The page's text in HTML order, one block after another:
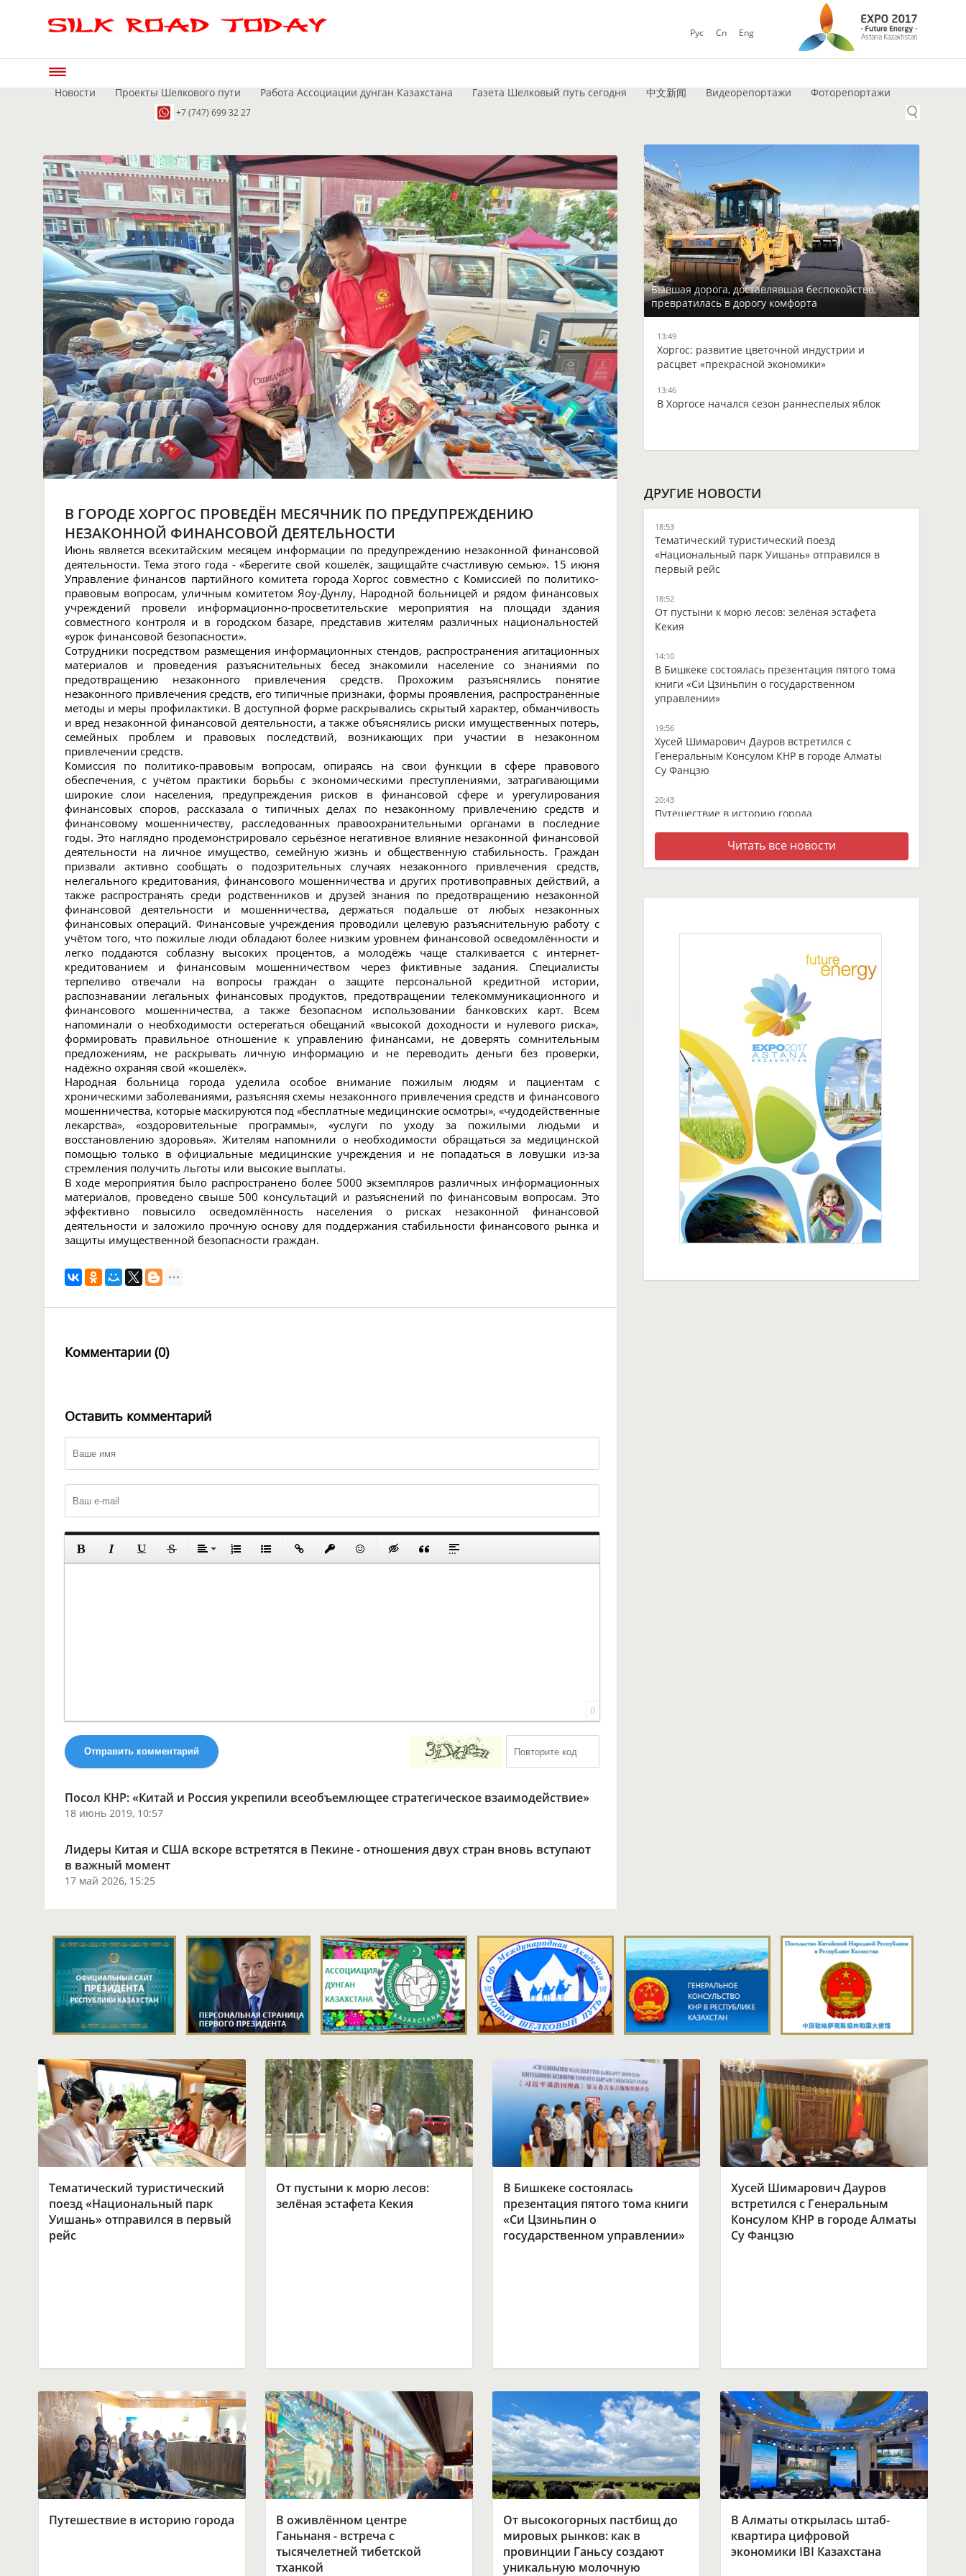
Рус Cn Eng
Новости Проекты Шелкового пути Работа Ассоциации дунган Казахстана Газета Шелковый путь сегодня 中文新闻 Видеорепортажи Фоторепортажи
+7 (747) 699 32 27
В ГОРОДЕ ХОРГОС ПРОВЕДЁН МЕСЯЧНИК ПО ПРЕДУПРЕЖДЕНИЮ
НЕЗАКОННОЙ ФИНАНСОВОЙ ДЕЯТЕЛЬНОСТИ
Июнь является всекитайским месяцем информации по предупреждению незаконной финансовой
деятельности. Тема этого года - «Берегите свой кошелёк, защищайте счастливую семью». 15 июня
Управление финансов партийного комитета города Хоргос совместно с Комиссией по политико-
правовым вопросам, уличным комитетом Яоу-Дунлу, Народной больницей и рядом финансовых
учреждений провели информационно-просветительские мероприятия на площади здания
совместного контроля и в городском базаре, представив жителям различных национальностей
«урок финансовой безопасности».
Сотрудники посредством размещения информационных стендов, распространения агитационных
материалов и проведения разъяснительных бесед знакомили население со знаниями по
предотвращению незаконного привлечения средств. Прохожим разъяснялись понятие
незаконного привлечения средств, его типичные признаки, формы проявления, распространённые
методы и меры профилактики. В доступной форме раскрывались скрытый характер, обманчивость
и вред незаконной финансовой деятельности, а также объяснялись риски имущественных потерь,
семейных проблем и правовых последствий, возникающих при участии в незаконном
привлечении средств.
Комиссия по политико-правовым вопросам, опираясь на свои функции в сфере правового
обеспечения, с учётом практики борьбы с экономическими преступлениями, затрагивающими
широкие слои населения, предупреждения рисков в финансовой сфере и урегулирования
финансовых споров, рассказала о типичных делах по незаконному привлечению средств и
финансовому мошенничеству, расследованных правоохранительными органами в последние
годы. Это наглядно продемонстрировало серьёзное негативное влияние незаконной финансовой
деятельности на личное имущество, семейную жизнь и общественную стабильность. Граждан
призвали активно сообщать о подозрительных случаях незаконного привлечения средств,
нелегального кредитования, финансового мошенничества и других противоправных действий, а
также распространять среди родственников и друзей знания по предотвращению незаконной
финансовой деятельности и мошенничества, держаться подальше от любых незаконных
финансовых операций. Финансовые учреждения проводили целевую разъяснительную работу с
учётом того, что пожилые люди обладают более низким уровнем финансовой осведомлённости и
легко поддаются соблазну высоких процентов, а молодёжь чаще сталкивается с интернет-
кредитованием и финансовым мошенничеством через фиктивные задания. Специалисты
терпеливо отвечали на вопросы граждан о защите персональной кредитной истории,
распознавании легальных финансовых продуктов, предотвращении телекоммуникационного и
финансового мошенничества, а также безопасном использовании банковских карт. Всем
напоминали о необходимости остерегаться обещаний «высокой доходности и нулевого риска»,
формировать правильное отношение к управлению финансами, не доверять сомнительным
предложениям, не раскрывать личную информацию и не переводить деньги без проверки,
надёжно охраняя свой «кошелёк».
Народная больница города уделила особое внимание пожилым людям и пациентам с
хроническими заболеваниями, разъясняя схемы незаконного привлечения средств и финансового
мошенничества, которые маскируются под «бесплатные медицинские осмотры», «чудодейственные
лекарства», «оздоровительные программы», «услуги по уходу за пожилыми людьми и
восстановлению здоровья». Жителям напомнили о необходимости обращаться за медицинской
помощью только в официальные медицинские учреждения и не попадаться в ловушки из-за
стремления получить льготы или высокие выплаты.
В ходе мероприятия было распространено более 5000 экземпляров различных информационных
материалов, проведено свыше 500 консультаций и разъяснений по финансовым вопросам. Это
эффективно повысило осведомлённость населения о рисках незаконной финансовой
деятельности и заложило прочную основу для поддержания стабильности финансового рынка и
защиты имущественной безопасности граждан.
Комментарии (0)
Оставить комментарий
0
Отправить комментарий
Посол КНР: «Китай и Россия укрепили всеобъемлющее стратегическое взаимодействие»
18 июнь 2019, 10:57
Лидеры Китая и США вскоре встретятся в Пекине - отношения двух стран вновь вступают
в важный момент
17 май 2026, 15:25
Бывшая дорога, доставлявшая беспокойство,
превратилась в дорогу комфорта
13:49
Хоргос: развитие цветочной индустрии и
расцвет «прекрасной экономики»
13:46
В Хоргосе начался сезон раннеспелых яблок
ДРУГИЕ НОВОСТИ
18:53
Тематический туристический поезд
«Национальный парк Уишань» отправился в
первый рейс
18:52
От пустыни к морю лесов: зелёная эстафета
Кекия
14:10
В Бишкеке состоялась презентация пятого тома
книги «Си Цзиньпин о государственном
управлении»
19:56
Хусей Шимарович Дауров встретился с
Генеральным Консулом КНР в городе Алматы
Су Фанцзю
20:43
Путешествие в историю города
В оживлённом центре Ганьнаня - встреча с
тысячелетней тибетской тханкой
09:17
В Алматы открылась штаб-квартира цифровой
экономики IBI Казахстана
Столетняя партия в расцвете сил, общее
процветание по великому пути Чрезвычайный
и Полномочный Посол КНР в РК Хань Чуньлинь
Турфан и Казахстан расширяют
сотрудничество в сфере торговли, инвестиций
и туризма
СМИ стран Центральной Азии посетили Аксу в
Синьцзяне
Представители СМИ стран Центральной Азии
Читать все новости
Тематический туристический
поезд «Национальный парк
Уишань» отправился в первый
рейс
От пустыни к морю лесов:
зелёная эстафета Кекия
В Бишкеке состоялась
презентация пятого тома книги
«Си Цзиньпин о
государственном управлении»
Хусей Шимарович Дауров
встретился с Генеральным
Консулом КНР в городе Алматы
Су Фанцзю
Путешествие в историю города
В оживлённом центре
Ганьнаня - встреча с
тысячелетней тибетской
тханкой
От высокогорных пастбищ до
мировых рынков: как в
провинции Ганьсу создают
уникальную молочную
В Алматы открылась штаб-
квартира цифровой
экономики IBI Казахстана